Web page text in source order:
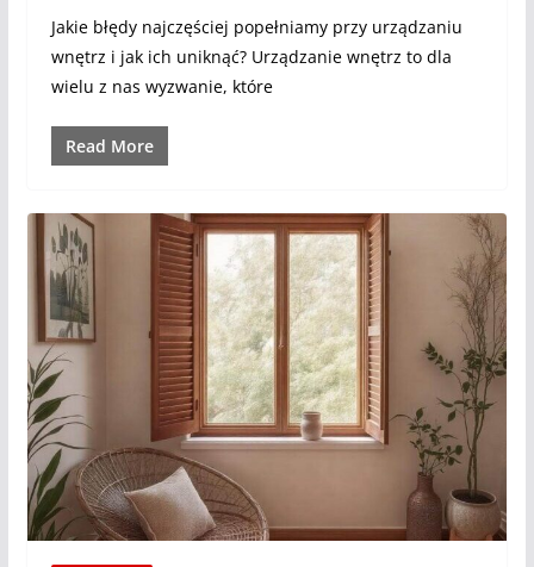
Jakie błędy najczęściej popełniamy przy urządzaniu
wnętrz i jak ich uniknąć? Urządzanie wnętrz to dla
wielu z nas wyzwanie, które
Read More